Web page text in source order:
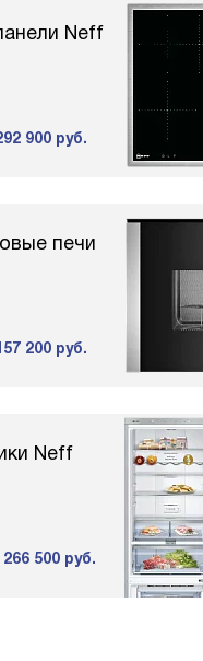
Neff
900 руб.
печи
200 руб.
Neff
500 руб.